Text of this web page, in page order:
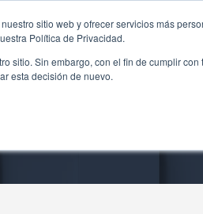
sitio web y ofrecer servicios más
Política de Privacidad.
sitio. Sin embargo, con el fin de cumplir
esta decisión de nuevo.